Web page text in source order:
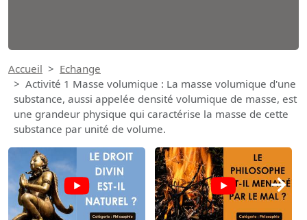
Accueil
Echange
Activité 1 Masse volumique : La masse volumique d'une
substance, aussi appelée densité volumique de masse, est
une grandeur physique qui caractérise la masse de cette
substance par unité de volume.
→